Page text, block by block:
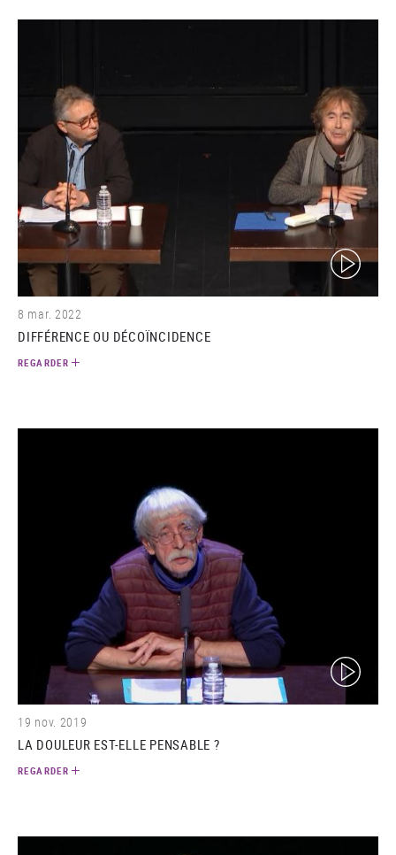
(video)
8 mar. 2022
DIFFÉRENCE OU DÉCOÏNCIDENCE
REGARDER
(video)
19 nov. 2019
LA DOULEUR EST-ELLE PENSABLE ?
REGARDER